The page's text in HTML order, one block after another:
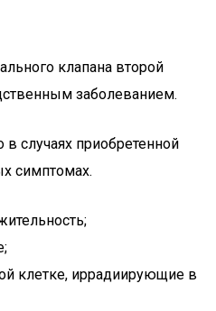
клапана второй
заболеванием.
в случаях приобретенной
симптомах.
клетке, иррадиирующие в